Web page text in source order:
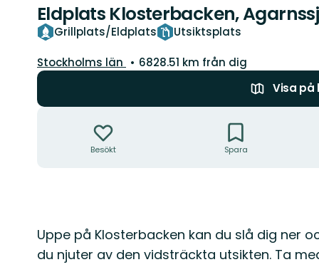
Eldplats Klosterbacken,
Grillplats/Eldplats Utsiktsplats
Län:
Stockholms län
6828.51 km från dig
Visa på
Besökt Spara
Beskrivning
Uppe på Klosterbacken kan du slå dig ner
du njuter av den vidsträckta utsikten. Ta